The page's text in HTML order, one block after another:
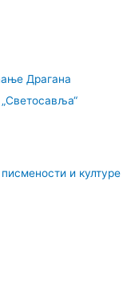
Драгана
и културе